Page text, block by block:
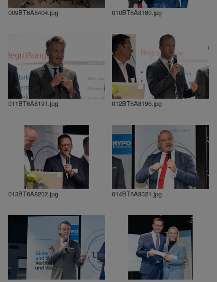
009BT6A8404.jpg 010BT6A8160.jpg
011BT6A8191.jpg 012BT6A8196.jpg
013BT6A8202.jpg 014BT6A8321.jpg